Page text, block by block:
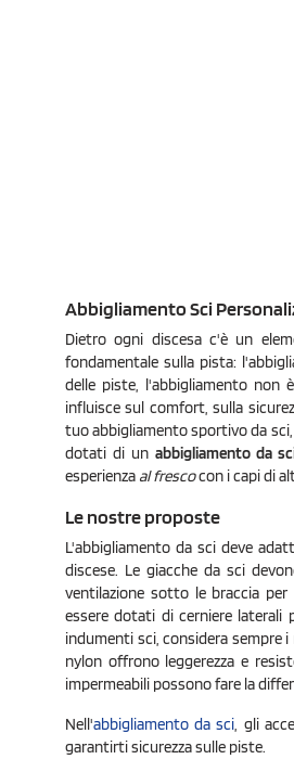
Abbigliamento Sci
Dietro ogni discesa c'è un
fondamentale sulla pista:
delle piste, l'abbigliamento non
influisce sul comfort, sulla
tuo abbigliamento sportivo da
dotati di un abbigliamento da
esperienza al frescocon i capi di
Le nostre proposte
L'abbigliamento da sci deve
discese. Le giacche da sci
ventilazione sotto le braccia
essere dotati di cerniere laterali
indumenti sci, considera sempre
nylon offrono leggerezza e
impermeabili possono fare la
Nell'abbigliamento da sci, gli
garantirti sicurezza sulle piste.